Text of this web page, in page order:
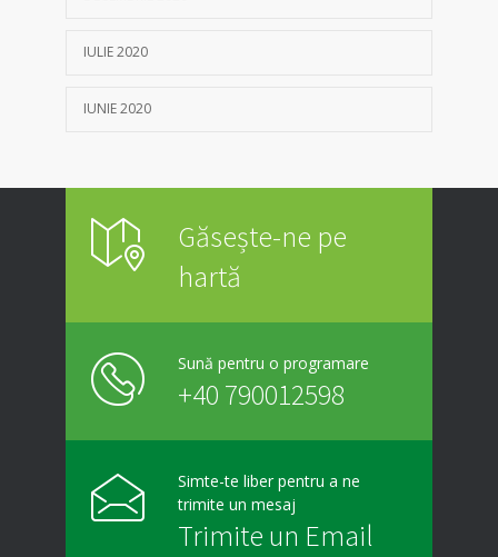
IULIE 2020
IUNIE 2020
Găsește-ne pe
hartă
Sună pentru o programare
+40 790012598
Simte-te liber pentru a ne
trimite un mesaj
Trimite un Email